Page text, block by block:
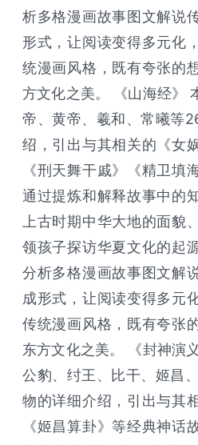
析多格漫画故事图文解说
形式，让阅读变得多元化
统漫画风格，既有夸张的
方文化之美。 《山海经》
帝、黄帝、羲和、常曦等
绍，引出与其相关的《女
《刑天舞干戚》《精卫填
通过提炼和解释故事中的
上古时期中华大地的面貌
领孩子探访华夏文化的起
分析多格漫画故事图文解
成形式，让阅读变得多元
传统漫画风格，既有夸张
东方文化之美。 《封神演
公豹、纣王、比干、姬昌
物的详细介绍，引出与其
《姬昌算卦》等经典神话